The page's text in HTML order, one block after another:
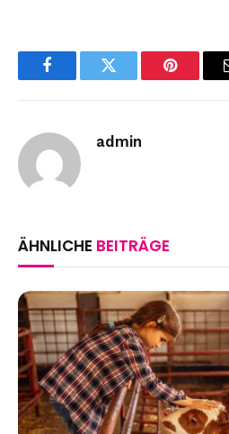
FacebookTwitter Pinterest
admin
ÄHNLICHE BEITRÄGE